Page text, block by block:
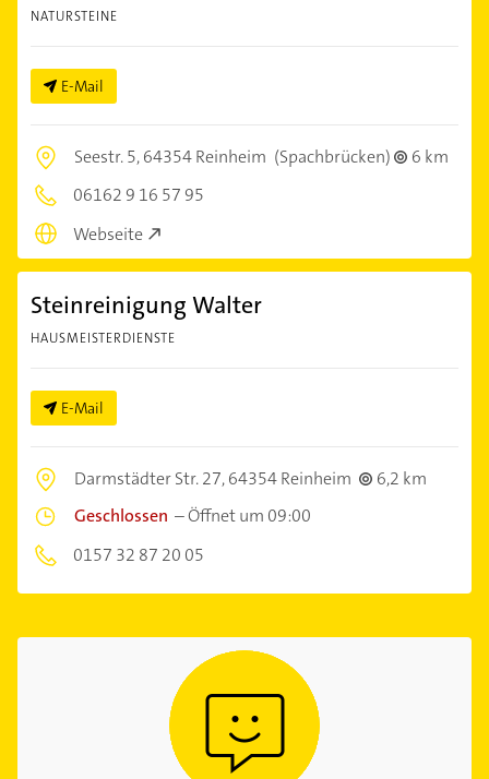
NATURSTEINE
E-Mail
Seestr. 5,64354 Reinheim (Spachbrücken)
6 km
06162 9 16 57 95
Webseite
Steinreinigung Walter
HAUSMEISTERDIENSTE
E-Mail
Darmstädter Str. 27,64354 Reinheim
6,2 km
Geschlossen –Öffnet um 09:00
0157 32 87 20 05